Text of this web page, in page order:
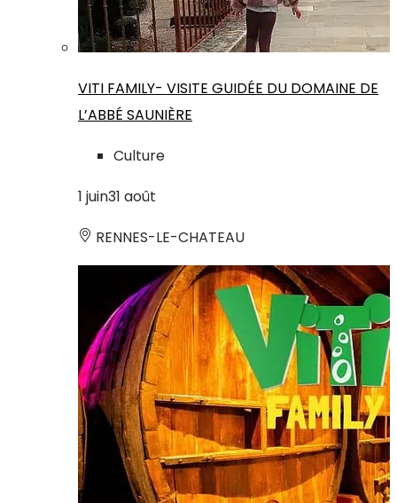
VITI FAMILY- VISITE GUIDÉE DU DOMAINE DE
L’ABBÉ SAUNIÈRE
Culture
1 juin31 août
RENNES-LE-CHATEAU